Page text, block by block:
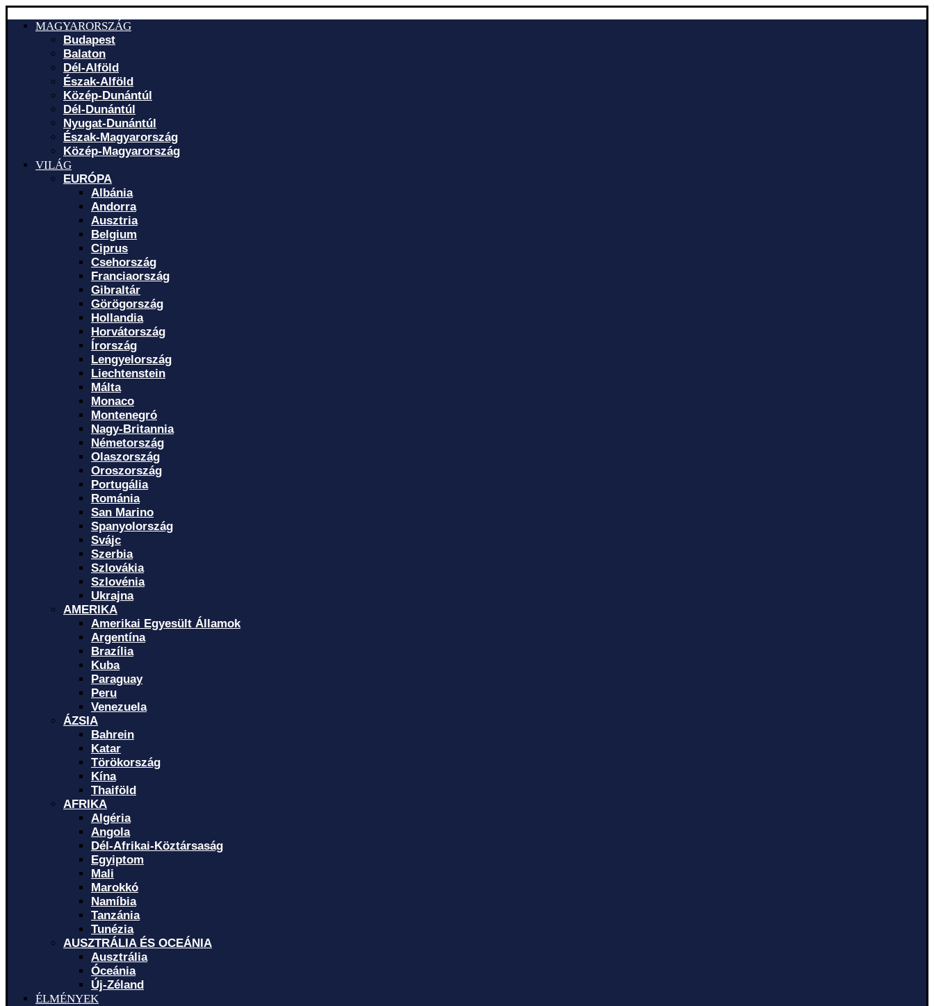
MAGYARORSZÁG
Budapest
Balaton
Dél-Alföld
Észak-Alföld
Közép-Dunántúl
Dél-Dunántúl
Nyugat-Dunántúl
Észak-Magyarország
Közép-Magyarország
VILÁG
EURÓPA
Albánia
Andorra
Ausztria
Belgium
Ciprus
Csehország
Franciaország
Gibraltár
Görögország
Hollandia
Horvátország
Írország
Lengyelország
Liechtenstein
Málta
Monaco
Montenegró
Nagy-Britannia
Németország
Olaszország
Oroszország
Portugália
Románia
San Marino
Spanyolország
Svájc
Szerbia
Szlovákia
Szlovénia
Ukrajna
AMERIKA
Amerikai Egyesült Államok
Argentína
Brazília
Kuba
Paraguay
Peru
Venezuela
ÁZSIA
Bahrein
Katar
Törökország
Kína
Thaiföld
AFRIKA
Algéria
Angola
Dél-Afrikai-Köztársaság
Egyiptom
Mali
Marokkó
Namíbia
Tanzánia
Tunézia
AUSZTRÁLIA ÉS OCEÁNIA
Ausztrália
Óceánia
Új-Zéland
ÉLMÉNYEK